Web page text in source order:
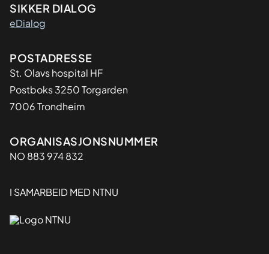
SIKKER DIALOG
eDialog
Adresse
POSTADRESSE
St. Olavs hospital HF
Postboks 3250 Torgarden
7006 Trondheim
Organisasjon
ORGANISASJONSNUMMER
NO 883 974 832
I SAMARBEID MED NTNU